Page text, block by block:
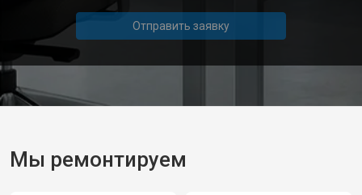
Отправить заявку
Мы ремонтируем